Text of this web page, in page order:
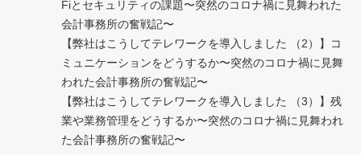
Fiとセキュリティの課題〜突然のコロナ禍に見舞われた
会計事務所の奮戦記〜
【弊社はこうしてテレワークを導入しました （2）】コ
ミュニケーションをどうするか〜突然のコロナ禍に見舞
われた会計事務所の奮戦記〜
【弊社はこうしてテレワークを導入しました （3）】残
業や業務管理をどうするか〜突然のコロナ禍に見舞われ
た会計事務所の奮戦記〜